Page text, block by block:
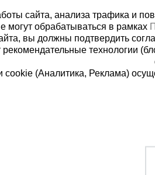
8
сайта, анализа трафика и
могут обрабатываться в рамках
вы должны подтвердить
рекомендательные технологии
cookie (Аналитика, Реклама)